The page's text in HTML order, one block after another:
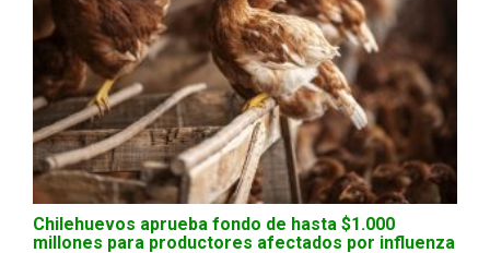
Chilehuevos aprueba fondo de hasta $1.000
millones para productores afectados por influenza